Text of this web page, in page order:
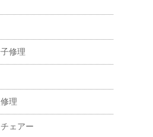
修理
理
ェアー